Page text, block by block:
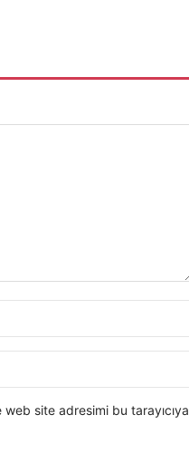
site adresimi bu tarayıcıya